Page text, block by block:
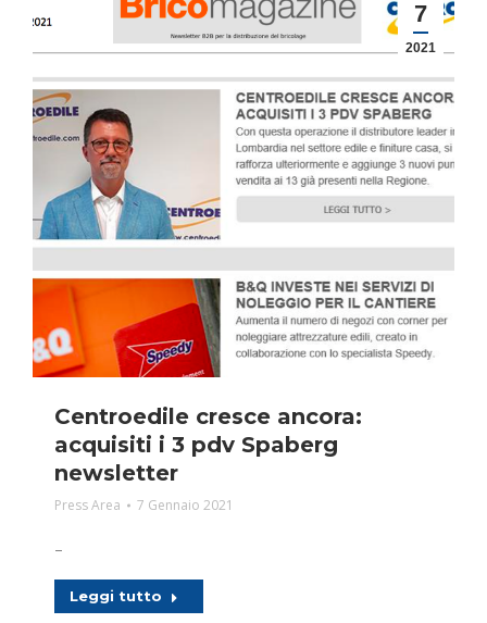
7
2021
Centroedile cresce ancora:
acquisiti i 3 pdv Spaberg
newsletter
Press Area 7 Gennaio 2021
–
Leggi tutto